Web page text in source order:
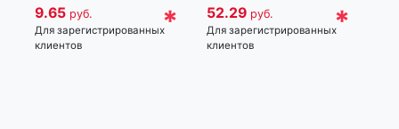
9.65 руб.
Для зарегистрированных
клиентов
* 52.29 руб.
Для зарегистрированных
клиентов
*